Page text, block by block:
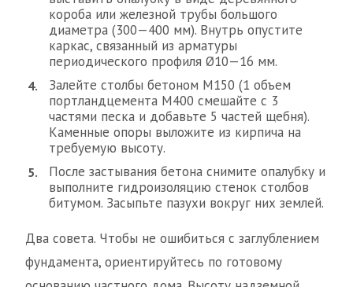
короба или железной трубы большого
диаметра (300—400 мм). Внутрь опустите
каркас, связанный из арматуры
периодического профиля Ø10—16 мм.
Залейте столбы бетоном М150 (1 объем
портландцемента М400 смешайте с 3
частями песка и добавьте 5 частей щебня).
Каменные опоры выложите из кирпича на
требуемую высоту.
После застывания бетона снимите опалубку и
выполните гидроизоляцию стенок столбов
битумом. Засыпьте пазухи вокруг них землей.
Два совета. Чтобы не ошибиться с заглублением
фундамента, ориентируйтесь по готовому